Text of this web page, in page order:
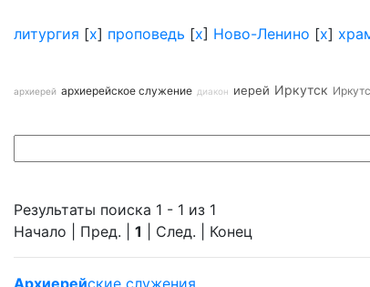
литургия [x] проповедь [x] Ново-Ленино [x]
архиерей архиерейское служение диакон иерей Иркутск
Результаты поиска 1 - 1 из 1
Начало | Пред. | 1 | След. | Конец
Архиерейские служения